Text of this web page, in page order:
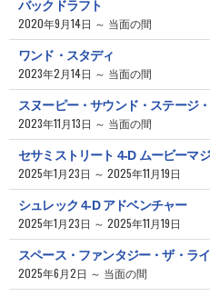
バックドラフト
2020年9月14日 ～ 当面の間
ワンド・スタディ
2023年2月14日 ～ 当面の間
スヌーピー・サウンド・ステージ
2023年11月13日 ～ 当面の間
セサミストリート 4-D ムービーマ
2025年1月23日 ～ 2025年11月19日
シュレック 4-D アドベンチャー
2025年1月23日 ～ 2025年11月19日
スペース・ファンタジー・ザ・ラ
2025年6月2日 ～ 当面の間